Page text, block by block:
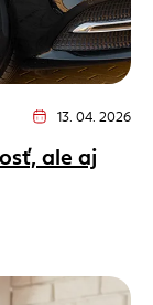
Dátum vydania
13. 04. 2026
ale aj